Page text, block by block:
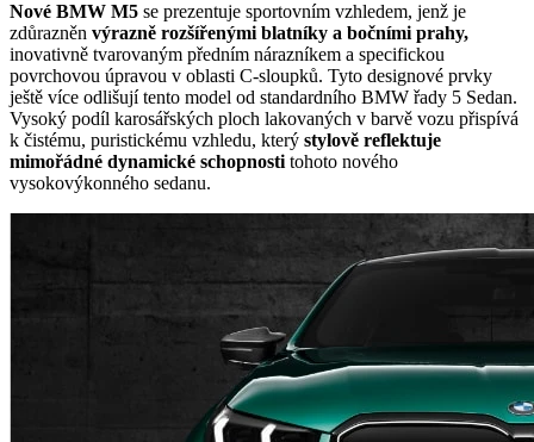
Nové BMW M5 se prezentuje sportovním vzhledem, jenž je
zdůrazněn výrazně rozšířenými blatníky a bočními prahy,
inovativně tvarovaným předním nárazníkem a specifickou
povrchovou úpravou v oblasti C-sloupků. Tyto designové prvky
ještě více odlišují tento model od standardního BMW řady 5 Sedan.
Vysoký podíl karosářských ploch lakovaných v barvě vozu přispívá
k čistému, puristickému vzhledu, který stylově reflektuje
mimořádné dynamické schopnostitohoto nového
vysokovýkonného sedanu.